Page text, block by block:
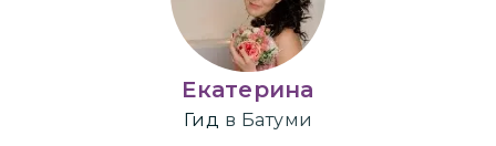
Екатерина
Гид в Батуми